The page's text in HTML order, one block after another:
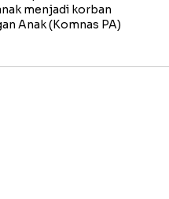
menjadi korban
Anak (Komnas PA)